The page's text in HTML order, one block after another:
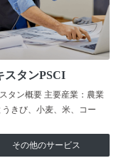
スタンPSCI
タン概要 主要産業：農業
うきび、小麦、米、コー
その他のサービス